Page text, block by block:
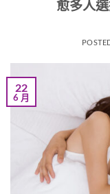
愈多人
22
6 月